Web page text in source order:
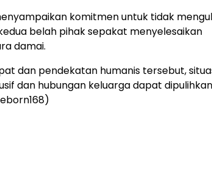
komitmen untuk tidak
belah pihak sepakat menyelesaikan
damai.
dan pendekatan humanis tersebut,
dan hubungan keluarga dapat